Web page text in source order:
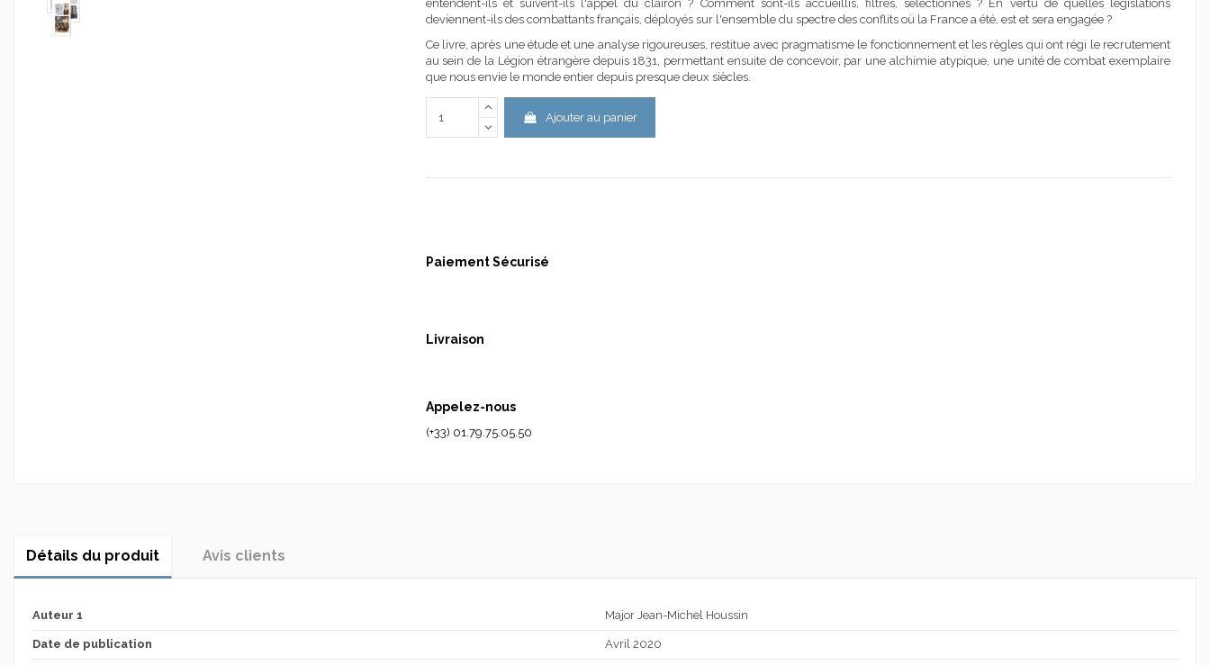
entendent-ils et suivent-ils l'appel du clairon ? Comment sont-ils accueillis, filtrés, sélectionnés ? En vertu de quelles législations
deviennent-ils des combattants français, déployés sur l'ensemble du spectre des conflits où la France a été, est et sera engagée ?
Ce livre, après une étude et une analyse rigoureuses, restitue avec pragmatisme le fonctionnement et les règles qui ont régi le recrutement
au sein de la Légion étrangère depuis 1831, permettant ensuite de concevoir, par une alchimie atypique, une unité de combat exemplaire
que nous envie le monde entier depuis presque deux siècles.
Ajouter au panier
Paiement Sécurisé
Livraison
Appelez-nous
(+33) 01.79.75.05.50
Détails du produit Avis clients
Auteur 1 Major Jean-Michel Houssin
Date de publication Avril 2020